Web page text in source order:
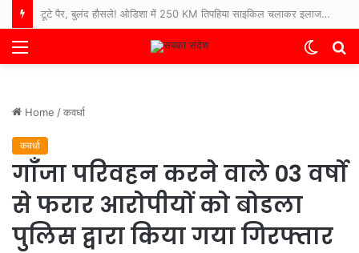
टूटे पैर, बुलंद हौसले! ओडिशा में 250 KM तिपहिया साइकिल चलाकर इलाज कराने अस्पताल पहुंचे 65 साल के बुजुर्ग
Menu
Switch
Home /कवर्धा
कवर्धा
गाँजा परिवहन करने वाले 03 वर्षो
से फरार आरोपीयों को बोडला
पुलिस द्वारा किया गया गिरफ्तार